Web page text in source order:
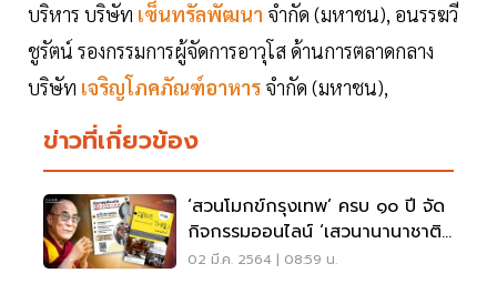
บริหาร บริษัท เซ็นทรัลพัฒนา จำกัด (มหาชน), อนรรฆวี
ชูรัตน์ รองกรรมการผู้จัดการอาวุโส ด้านการตลาดกลาง
บริษัท เจริญโภคภัณฑ์อาหาร จำกัด (มหาชน),
ข่าวที่เกี่ยวข้อง
‘สวนโมกข์กรุงเทพ’ ครบ ๑๐ ปี จัด
กิจกรรมออนไลน์ ‘เสวนานานาชาติ
ไตรสิกขา’ พร้อมร่วมกิจกรรม
02 มี.ค. 2564 | 08:59 น.